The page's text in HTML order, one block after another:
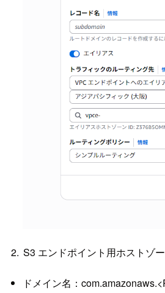
S3 エンドポイント用ホストゾ
ドメイン名：